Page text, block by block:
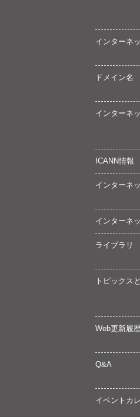
インターネ
ドメイン名
インターネ
ICANN情報
インターネ
インターネ
ライブラリ
トピックス
Web更新履
Q&A
イベントカ